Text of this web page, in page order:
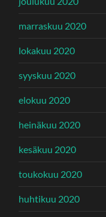
marraskuu 2020
lokakuu 2020
syyskuu 2020
elokuu 2020
heinäkuu 2020
kesäkuu 2020
toukokuu 2020
huhtikuu 2020